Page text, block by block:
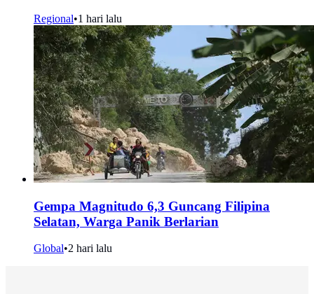
Regional•1 hari lalu
Gempa Magnitudo 6,3 Guncang Filipina
Selatan, Warga Panik Berlarian
Global•2 hari lalu